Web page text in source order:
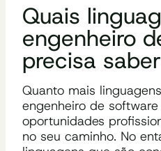
Quais
engenheiro
precisa
Quanto mais
engenheiro de
oportunidades
no seu caminho. No